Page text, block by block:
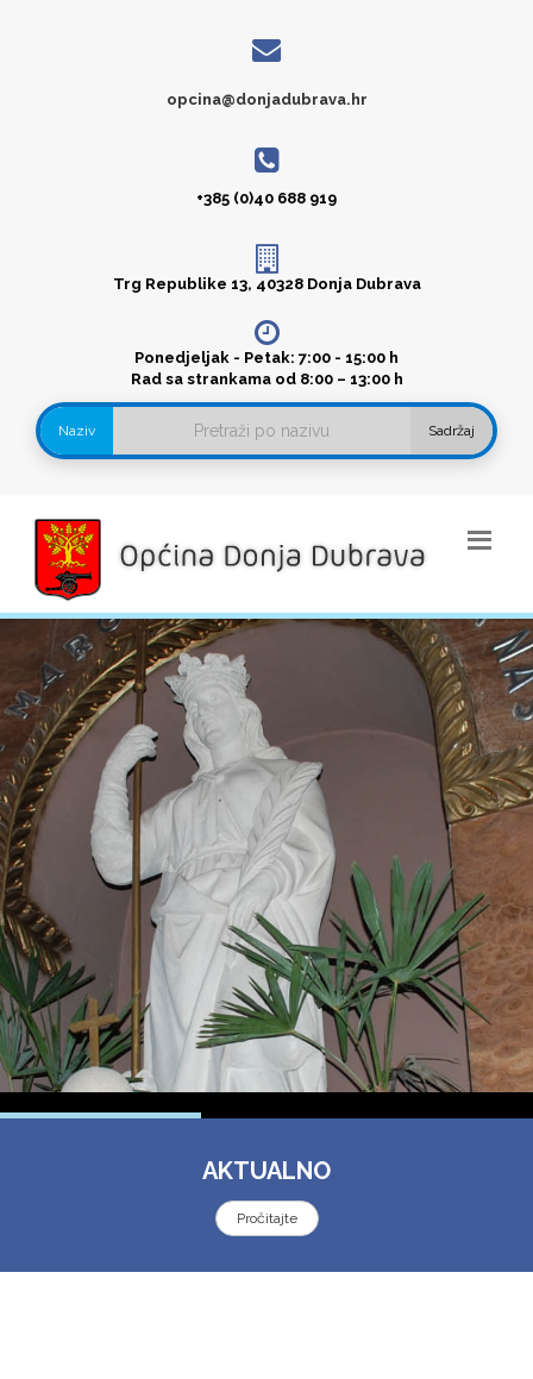
opcina@donjadubrava.hr
+385 (0)40 688 919
Trg Republike 13, 40328 Donja Dubrava
Ponedjeljak - Petak: 7:00 - 15:00 h
Rad sa strankama od 8:00 – 13:00 h
Naziv Sadržaj
AKTUALNO
Pročitajte